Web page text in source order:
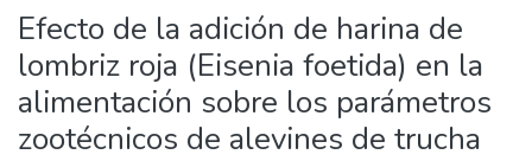
Efecto de la adición de harina de
lombriz roja (Eisenia foetida) en la
alimentación sobre los parámetros
zootécnicos de alevines de trucha